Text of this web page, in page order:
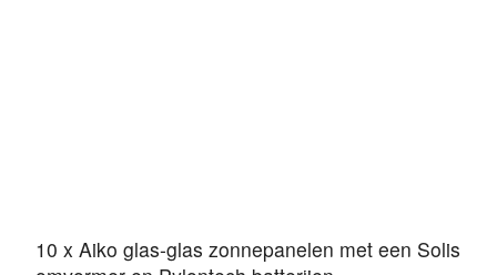
10 x Aiko glas-glas zonnepanelen met een Solis